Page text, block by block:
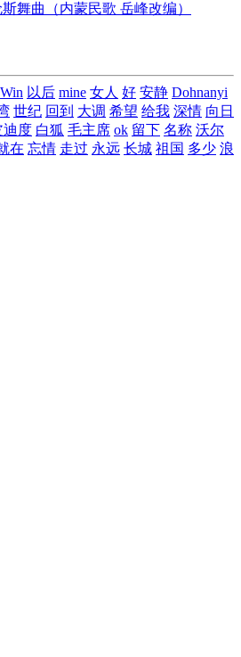
舞曲（内蒙民歌 岳峰改编）
Win 以后 mine 女人 好 安静 Dohnanyi
世纪 回到 大调 希望 给我 深情 向日
迪度 白狐 毛主席 ok 留下 名称 沃尔
在 忘情 走过 永远 长城 祖国 多少 浪